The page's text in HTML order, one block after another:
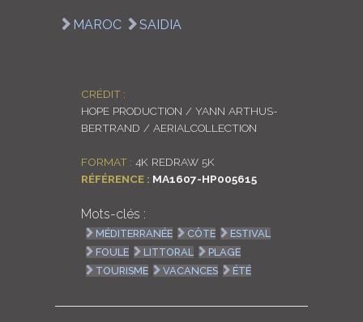
MAROC SAIDIA
CRÉDIT :
HOPE PRODUCTION / YANN ARTHUS-
BERTRAND / AERIALCOLLECTION
FORMAT : 4K REDRAW 5K
RÉFÉRENCE : MA1607-HP005615
Mots-clés :
MÉDITERRANÉE CÔTE
ESTIVAL
FOULE
LITTORAL
PLAGE
TOURISME
VACANCES ÉTÉ